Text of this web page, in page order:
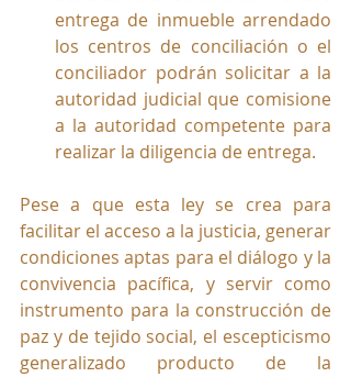
entrega de inmueble arrendado
los centros de conciliación o el
conciliador podrán solicitar a la
autoridad judicial que comisione
a la autoridad competente para
realizar la diligencia de entrega.
Pese a que esta ley se crea para
facilitar el acceso a la justicia, generar
condiciones aptas para el diálogo y la
convivencia pacífica, y servir como
instrumento para la construcción de
paz y de tejido social, el escepticismo
generalizado producto de la